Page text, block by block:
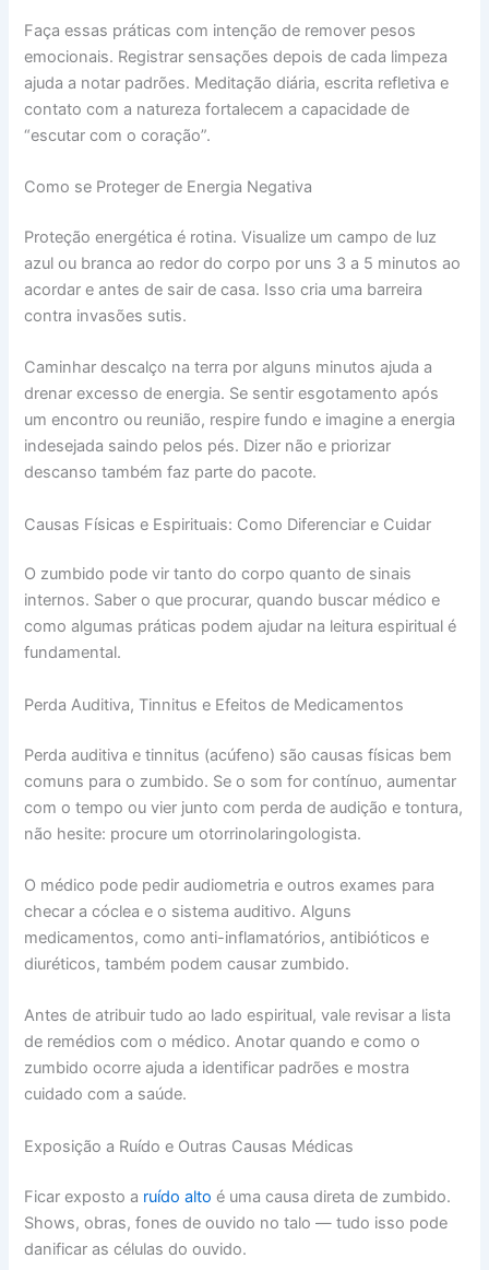
Faça essas práticas com intenção de remover pesos
emocionais. Registrar sensações depois de cada limpeza
ajuda a notar padrões. Meditação diária, escrita refletiva e
contato com a natureza fortalecem a capacidade de
“escutar com o coração”.
Como se Proteger de Energia Negativa
Proteção energética é rotina. Visualize um campo de luz
azul ou branca ao redor do corpo por uns 3 a 5 minutos ao
acordar e antes de sair de casa. Isso cria uma barreira
contra invasões sutis.
Caminhar descalço na terra por alguns minutos ajuda a
drenar excesso de energia. Se sentir esgotamento após
um encontro ou reunião, respire fundo e imagine a energia
indesejada saindo pelos pés. Dizer não e priorizar
descanso também faz parte do pacote.
Causas Físicas e Espirituais: Como Diferenciar e Cuidar
O zumbido pode vir tanto do corpo quanto de sinais
internos. Saber o que procurar, quando buscar médico e
como algumas práticas podem ajudar na leitura espiritual é
fundamental.
Perda Auditiva, Tinnitus e Efeitos de Medicamentos
Perda auditiva e tinnitus (acúfeno) são causas físicas bem
comuns para o zumbido. Se o som for contínuo, aumentar
com o tempo ou vier junto com perda de audição e tontura,
não hesite: procure um otorrinolaringologista.
O médico pode pedir audiometria e outros exames para
checar a cóclea e o sistema auditivo. Alguns
medicamentos, como anti-inflamatórios, antibióticos e
diuréticos, também podem causar zumbido.
Antes de atribuir tudo ao lado espiritual, vale revisar a lista
de remédios com o médico. Anotar quando e como o
zumbido ocorre ajuda a identificar padrões e mostra
cuidado com a saúde.
Exposição a Ruído e Outras Causas Médicas
Ficar exposto a ruído alto é uma causa direta de zumbido.
Shows, obras, fones de ouvido no talo — tudo isso pode
danificar as células do ouvido.